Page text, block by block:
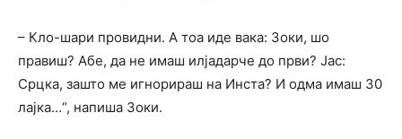
– Кло-шари провидни. А тоа иде вака: Зоки, шо
правиш? Абе, да не имаш илјадарче до први? Јас:
Срцка, зашто ме игнорираш на Инста? И одма имаш 30
лајка…“, напиша Зоки.